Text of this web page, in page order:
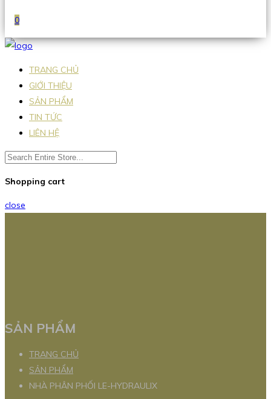
0
TRANG CHỦ
GIỚI THIỆU
SẢN PHẨM
TIN TỨC
LIÊN HỆ
Shopping cart
close
SẢN PHẨM
TRANG CHỦ
SẢN PHẨM
NHÀ PHÂN PHỐI LE-HYDRAULIX